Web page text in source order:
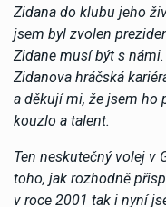
Zidana do klubu jeho
jsem byl zvolen
Zidane musí být s
Zidanova hráčská
a děkují mi, že jsem ho
kouzlo a talent.
Ten neskutečný volej v
toho, jak rozhodně
v roce 2001 tak i nyní